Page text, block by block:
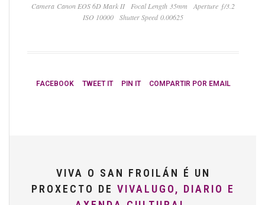
Camera Canon EOS 6D Mark II Focal Length 35mm
Aperture ƒ/3.2
ISO 10000
Shutter Speed 0.00625
FACEBOOK TWEET IT PIN IT COMPARTIR POR EMAIL
VIVA O SAN FROILÁN É UN
PROXECTO DE VIVALUGO, DIARIO E